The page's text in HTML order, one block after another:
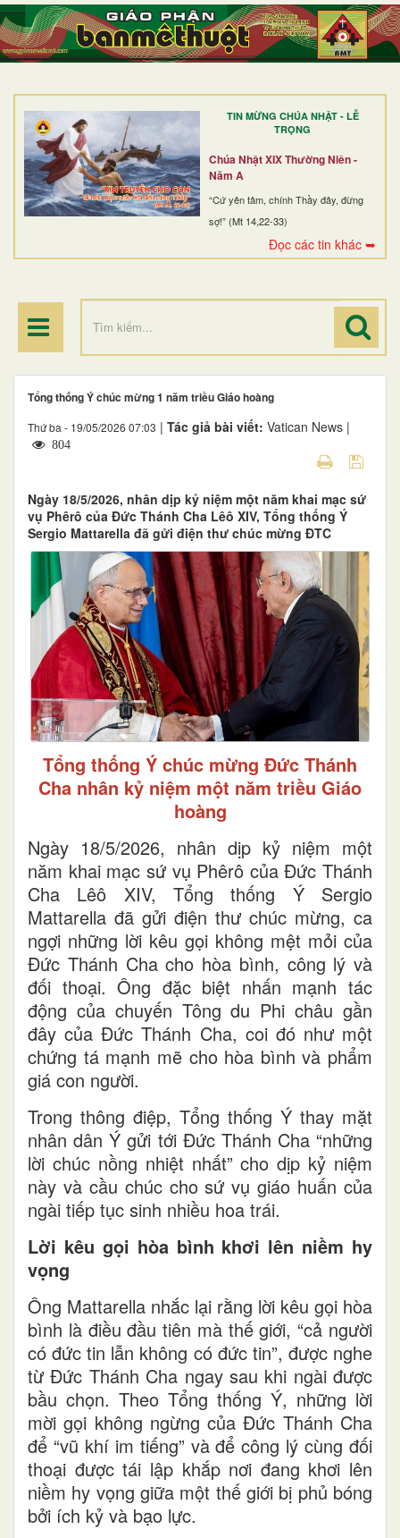
TIN MỪNG CHÚA NHẬT - LỄ
TRỌNG
Chúa Nhật XIX Thường Niên -
Năm A
“Cứ yên tâm, chính Thầy đây, đừng
sợ!” (Mt 14,22-33)
Đọc các tin khác ➥
TRANG NHẤT
GIỚI THIỆU
DÒNG TU
BAN MỤC VỤ
ĐOÀN THỂ CG
ĐIỂM HÀNH HƯƠNG
Tổng thống Ý chúc mừng 1 năm triều Giáo hoàng
Thứ ba - 19/05/2026 07:03 | Tác giả bài viết: Vatican News |
804
Ngày 18/5/2026, nhân dịp kỷ niệm một năm khai mạc sứ
vụ Phêrô của Đức Thánh Cha Lêô XIV, Tổng thống Ý
Sergio Mattarella đã gửi điện thư chúc mừng ĐTC
Tổng thống Ý chúc mừng Đức Thánh
Cha nhân kỷ niệm một năm triều Giáo
hoàng
Ngày 18/5/2026, nhân dịp kỷ niệm một
năm khai mạc sứ vụ Phêrô của Đức Thánh
Cha Lêô XIV, Tổng thống Ý Sergio
Mattarella đã gửi điện thư chúc mừng, ca
ngợi những lời kêu gọi không mệt mỏi của
Đức Thánh Cha cho hòa bình, công lý và
đối thoại. Ông đặc biệt nhấn mạnh tác
động của chuyến Tông du Phi châu gần
đây của Đức Thánh Cha, coi đó như một
chứng tá mạnh mẽ cho hòa bình và phẩm
giá con người.
Trong thông điệp, Tổng thống Ý thay mặt
nhân dân Ý gửi tới Đức Thánh Cha “những
lời chúc nồng nhiệt nhất” cho dịp kỷ niệm
này và cầu chúc cho sứ vụ giáo huấn của
ngài tiếp tục sinh nhiều hoa trái.
Lời kêu gọi hòa bình khơi lên niềm hy
vọng
Ông Mattarella nhắc lại rằng lời kêu gọi hòa
bình là điều đầu tiên mà thế giới, “cả người
có đức tin lẫn không có đức tin”, được nghe
từ Đức Thánh Cha ngay sau khi ngài được
bầu chọn. Theo Tổng thống Ý, những lời
mời gọi không ngừng của Đức Thánh Cha
để “vũ khí im tiếng” và để công lý cùng đối
thoại được tái lập khắp nơi đang khơi lên
niềm hy vọng giữa một thế giới bị phủ bóng
bởi ích kỷ và bạo lực.